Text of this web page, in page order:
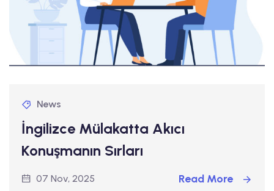
News
İngilizce Mülakatta Akıcı
Konuşmanın Sırları
07 Nov, 2025 Read More